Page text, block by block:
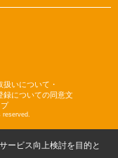
いについて・
録についての同意文
ービス向上検討を目的と